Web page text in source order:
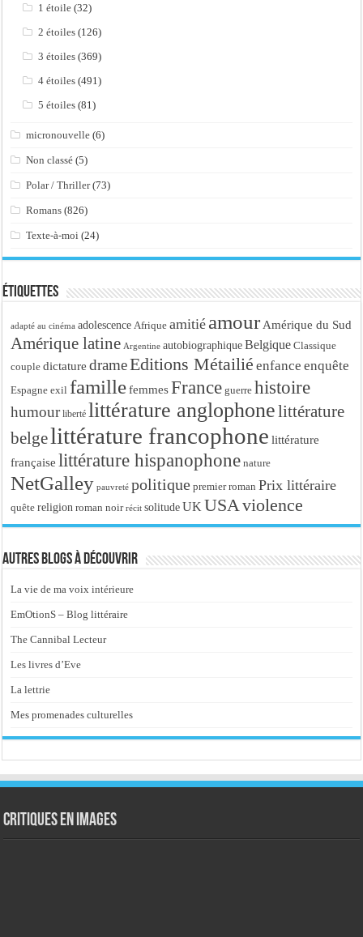
1 étoile (32)
2 étoiles (126)
3 étoiles (369)
4 étoiles (491)
5 étoiles (81)
micronouvelle (6)
Non classé (5)
Polar / Thriller(73)
Romans (826)
Texte-à-moi (24)
Étiquettes
adapté au cinéma adolescence Afrique amitié amour Amérique du Sud
Amérique latine Argentine autobiographique Belgique Classique
couple dictature drameEditions Métailié enfance enquête
Espagne exil famille femmes France guerre histoire
humour liberté littérature anglophonelittérature
belgelittérature francophone littérature
française littérature hispanophone nature
NetGalley pauvreté politique premier roman Prix littéraire
quête religion roman noir récit solitude UK USA violence
Autres blogs à découvrir
La vie de ma voix intérieure
EmOtionS – Blog littéraire
The Cannibal Lecteur
Les livres d’Eve
La lettrie
Mes promenades culturelles
Critiques en images